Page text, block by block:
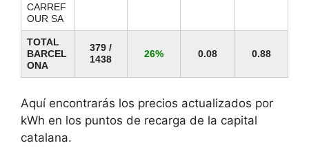
CARREF
OUR SA
TOTAL
BARCEL
ONA
379 /
1438
26% 0.08 0.88
Aquí encontrarás los precios actualizados por
kWh en los puntos de recarga de la capital
catalana.